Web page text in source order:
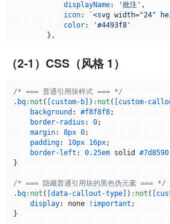
displayName: '批注' ,
icon:
`<svg width="24"
color:
'#4493f8'
        },
:
displayName: '提示'
color:
        },
        {
command : '@warning'
displayName
icon
:
color: '#e3b341'
        },
        {
command : '@important'
displayName: '重要'
icon: `<svg width="24"
color : '#e3b341'
        },
（2-1）CSS（风格 1）
/* === 普通引用块样式 === */
.bq:not ( [custom-b] ) :not ( [custom-
background : #f8f8f8;
border-radius : 0;
margin: 8px 0;
padding: 10px 16px;
border-left : 0.25em solid #7d8590
}
/* === 隐藏普通引用块的黑色伪元素 === */
.bq:not ( [data-callout-type] ) :not (
display: none !important ;
}